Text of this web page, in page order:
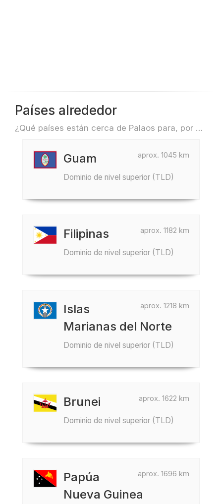
Países alrededor
¿Qué países están cerca de Palaos para, por ejemplo, viajar o volar?
aprox. 1045 km
Guam
Dominio de nivel superior (TLD)
aprox. 1182 km
Filipinas
Dominio de nivel superior (TLD)
aprox. 1218 km
Islas
Marianas del Norte
Dominio de nivel superior (TLD)
aprox. 1622 km
Brunei
Dominio de nivel superior (TLD)
aprox. 1696 km
Papúa
Nueva Guinea